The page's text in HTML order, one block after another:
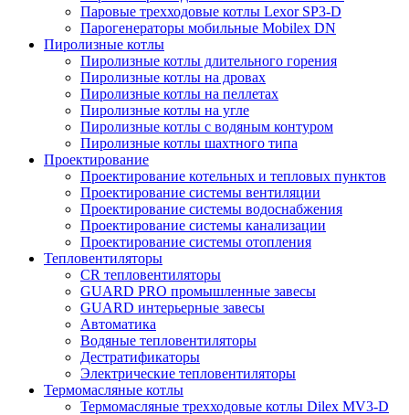
Паровые трехходовые котлы Lexor SP3-D
Парогенераторы мобильные Mobilex DN
Пиролизные котлы
Пиролизные котлы длительного горения
Пиролизные котлы на дровах
Пиролизные котлы на пеллетах
Пиролизные котлы на угле
Пиролизные котлы с водяным контуром
Пиролизные котлы шахтного типа
Проектирование
Проектирование котельных и тепловых пунктов
Проектирование системы вентиляции
Проектирование системы водоснабжения
Проектирование системы канализации
Проектирование системы отопления
Тепловентиляторы
CR тепловентиляторы
GUARD PRO промышленные завесы
GUARD интерьерные завесы
Автоматика
Водяные тепловентиляторы
Дестратификаторы
Электрические тепловентиляторы
Термомасляные котлы
Термомасляные трехходовые котлы Dilex MV3-D